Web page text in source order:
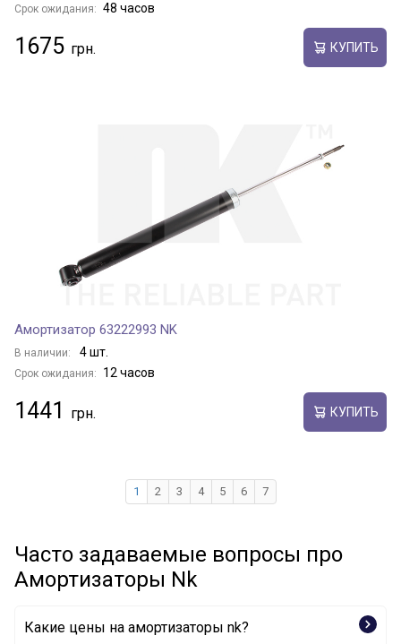
Срок ожидания: 48 часов
1675 КУПИТЬ
Амортизатор 63222993 NK
В наличии: 4 шт.
Срок ожидания: 12 часов
1441 КУПИТЬ
1 2 3 4 5 6 7
Часто задаваемые вопросы про
Амортизаторы Nk
Какие цены на амортизаторы nk?